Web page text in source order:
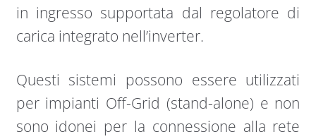
in ingresso supportata dal regolatore di
carica integrato nell’inverter.
Questi sistemi possono essere utilizzati
per impianti Off-Grid (stand-alone) e non
sono idonei per la connessione alla rete